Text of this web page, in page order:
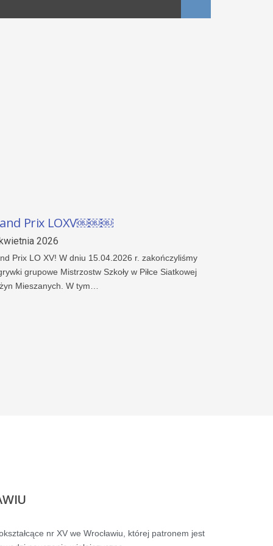
Prix LOXV￼￼￼
2026
Prix LO XV! W dniu 15.04.2026 r. zakończyliśmy
grupowe Mistrzostw Szkoły w Piłce Siatkowej
Mieszanych. W tym…
nr XV we Wrocławiu, której patronem jest